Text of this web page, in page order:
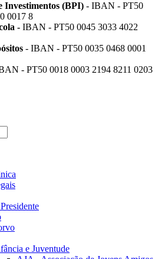
Investimentos (BPI) - IBAN - PT50
0017 8
- IBAN - PT50 0045 3033 4022
- IBAN - PT50 0035 0468 0001
- PT50 0018 0003 2194 8211 0203
e Juventude